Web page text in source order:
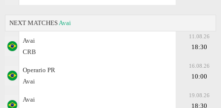
NEXT MATCHES Avai
Avai
CRB
11.08.26
18:30
Operario PR
Avai
16.08.26
10:00
Avai
19.08.26
18:30